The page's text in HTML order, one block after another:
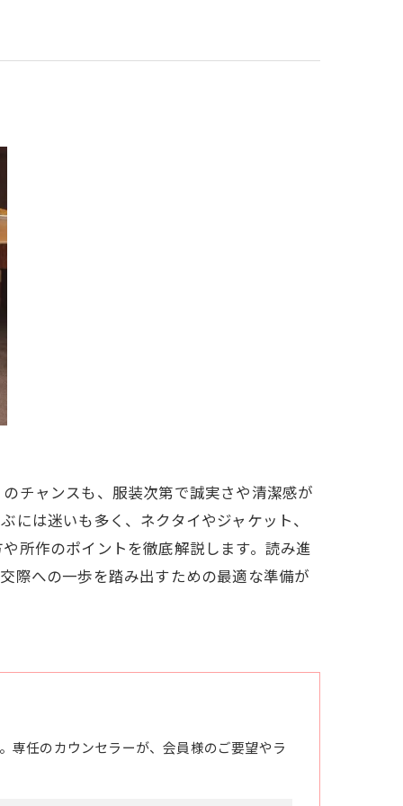
チャンスも、服装次第で誠実さや清潔感が
は迷いも多く、ネクタイやジャケット、
所作のポイントを徹底解説します。読み進
際への一歩を踏み出すための最適な準備が
専任のカウンセラーが、会員様のご要望やラ